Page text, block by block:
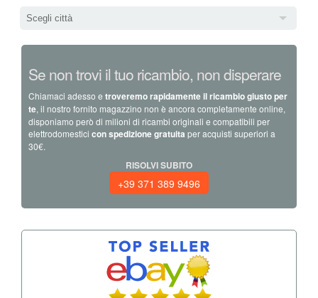
Scegli città
Se non trovi il tuo ricambio, non disperare
Chiamaci adesso e troveremo rapidamente il ricambio giusto per
te, il nostro fornito magazzino non è ancora completamente online,
disponiamo però di milioni di ricambi originali e compatibili per
elettrodomestici con spedizione gratuita per acquisti superiori a
30€.
RISOLVI SUBITO
+39 371 389 9496